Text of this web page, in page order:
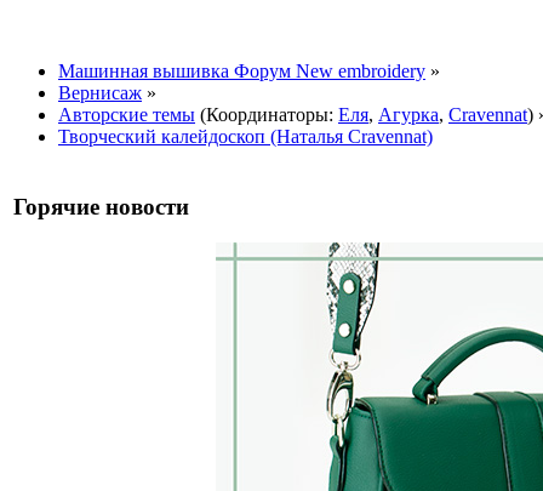
Машинная вышивка Форум New embroidery »
Вернисаж »
Авторские темы (Координаторы: Еля, Агурка, Cravennat)
Творческий калейдоскоп (Наталья Cravennat)
Горячие новости